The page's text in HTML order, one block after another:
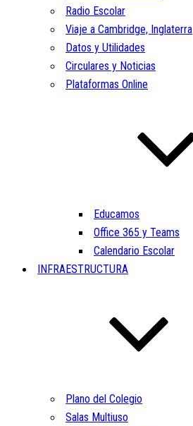
Radio Escolar
Viaje a Cambridge, Inglaterra
Datos y Utilidades
Circulares y Noticias
Plataformas Online
Educamos
Office 365 y Teams
Calendario Escolar
INFRAESTRUCTURA
Plano del Colegio
Salas Multiuso